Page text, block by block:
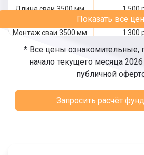
Длина сваи 3500 мм.
1 500
Монтаж сваи 3500 мм.
1 300
Длина сваи 4000 мм.
Монтаж сваи 4000 мм.
1 400
Длина сваи 4500 мм.
1 800
Показать все
* Все цены ознакомительные,
начало текущего месяца
публичной
Запросить расчёт